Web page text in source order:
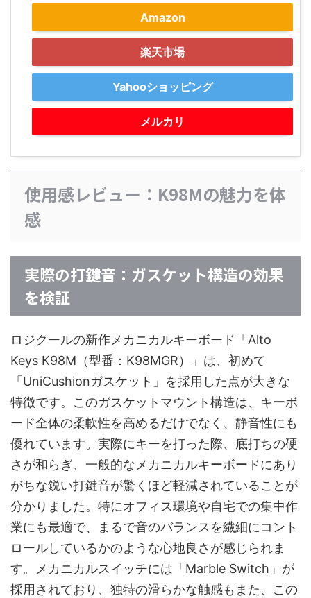
Amazon
楽天市場
Yahooショッピング
メルカリ
使用感レビュー：K98Mの魅力を体
感
実際の打鍵音：ガスケット構造の効果
を検証
ロジクールの新作メカニカルキーボード「Alto
Keys K98M（型番：K98MGR）」は、初めて
「UniCushionガスケット」を採用した点が大きな
特徴です。このガスケットマウント構造は、キーボ
ード全体の柔軟性を高めるだけでなく、静音性にも
優れています。実際にキーを打った際、底打ちの硬
さが和らぎ、一般的なメカニカルキーボードにあり
がちな鋭い打鍵音が驚くほど軽減されていることが
分かりました。特にオフィス環境や自宅での集中作
業にも最適で、まるで音のバランスを繊細にコント
ロールしているかのような心地良さが感じられま
す。メカニカルスイッチには「Marble Switch」が
採用されており、独特の滑らかな触感もまた、この